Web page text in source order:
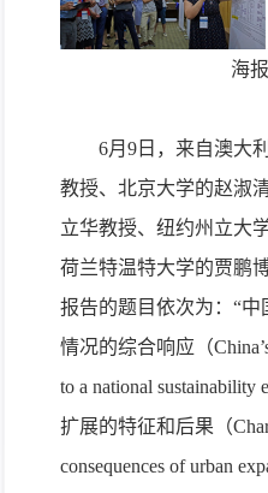
海
6月 9 日，来自澳大
教授、北京大学的赵淑
立华教授、纽约州立大
荷兰特温特大学的贾鹏
报告的题目依次为：“
情况的综合响应（
to a national sustainability
扩展的特征和后果（
consequences of urban